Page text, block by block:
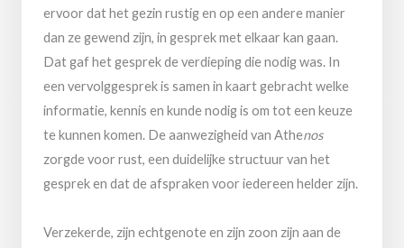
ervoor dat het gezin rustig en op een andere manier
dan ze gewend zijn, in gesprek met elkaar kan gaan.
Dat gaf het gesprek de verdieping die nodig was. In
een vervolggesprek is samen in kaart gebracht welke
informatie, kennis en kunde nodig is om tot een keuze
te kunnen komen. De aanwezigheid van Athenos
zorgde voor rust, een duidelijke structuur van het
gesprek en dat de afspraken voor iedereen helder zijn.
Verzekerde, zijn echtgenote en zijn zoon zijn aan de